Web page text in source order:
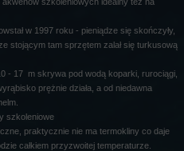
w 1997 roku - pieniądze się skończyły,
stojącym tam sprzętem zalał się turkusową
- 17 m skrywa pod wodą koparki, rurociągi,
prężnie działa, a od niedawna
szkoleniowe
praktycznie nie ma termokliny co daje
całkiem przyzwoitej temperaturze.